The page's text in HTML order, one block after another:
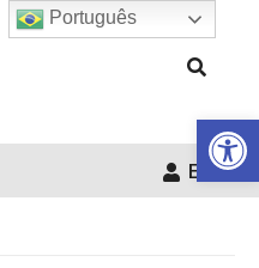
Barra de
Entrar
Português